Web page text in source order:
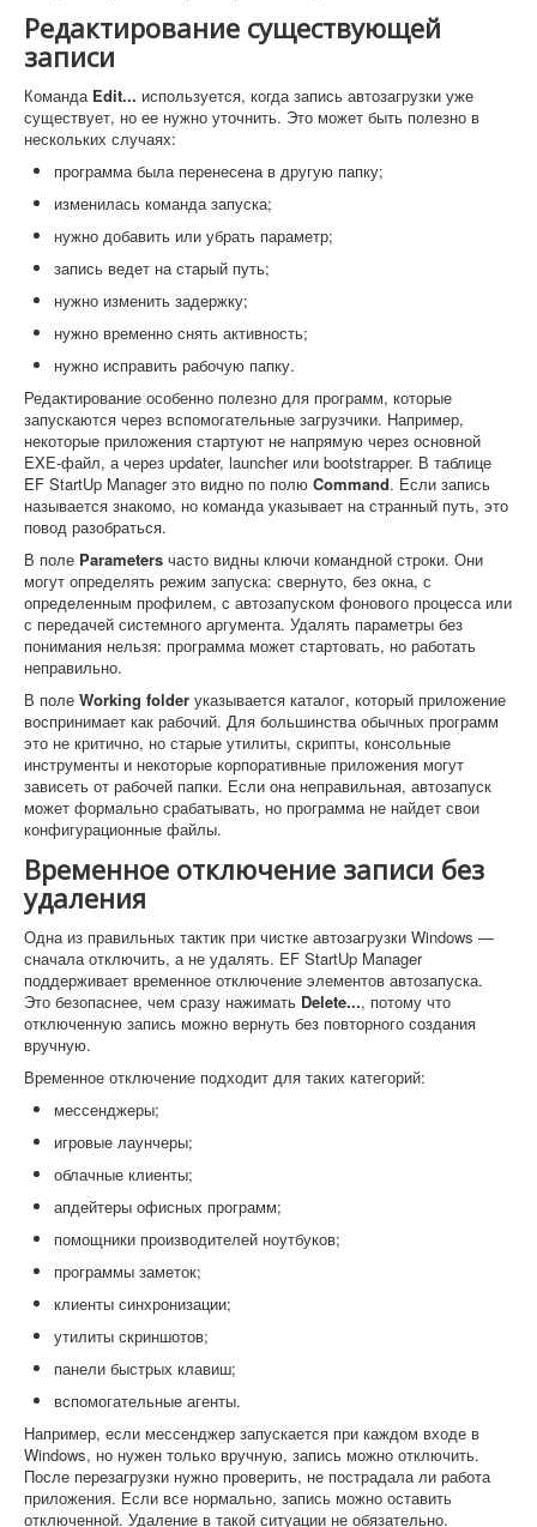
Редактирование существующей
записи
Команда Edit... используется, когда запись автозагрузки уже
существует, но ее нужно уточнить. Это может быть полезно в
нескольких случаях:
программа была перенесена в другую папку;
изменилась команда запуска;
нужно добавить или убрать параметр;
запись ведет на старый путь;
нужно изменить задержку;
нужно временно снять активность;
нужно исправить рабочую папку.
Редактирование особенно полезно для программ, которые
запускаются через вспомогательные загрузчики. Например,
некоторые приложения стартуют не напрямую через основной
EXE-файл, а через updater, launcher или bootstrapper. В таблице
EF StartUp Manager это видно по полю Command. Если запись
называется знакомо, но команда указывает на странный путь, это
повод разобраться.
В поле Parameters часто видны ключи командной строки. Они
могут определять режим запуска: свернуто, без окна, с
определенным профилем, с автозапуском фонового процесса или
с передачей системного аргумента. Удалять параметры без
понимания нельзя: программа может стартовать, но работать
неправильно.
В поле Working folder указывается каталог, который приложение
воспринимает как рабочий. Для большинства обычных программ
это не критично, но старые утилиты, скрипты, консольные
инструменты и некоторые корпоративные приложения могут
зависеть от рабочей папки. Если она неправильная, автозапуск
может формально срабатывать, но программа не найдет свои
конфигурационные файлы.
Временное отключение записи без
удаления
Одна из правильных тактик при чистке автозагрузки Windows —
сначала отключить, а не удалять. EF StartUp Manager
поддерживает временное отключение элементов автозапуска.
Это безопаснее, чем сразу нажимать Delete..., потому что
отключенную запись можно вернуть без повторного создания
вручную.
Временное отключение подходит для таких категорий:
мессенджеры;
игровые лаунчеры;
облачные клиенты;
апдейтеры офисных программ;
помощники производителей ноутбуков;
программы заметок;
клиенты синхронизации;
утилиты скриншотов;
панели быстрых клавиш;
вспомогательные агенты.
Например, если мессенджер запускается при каждом входе в
Windows, но нужен только вручную, запись можно отключить.
После перезагрузки нужно проверить, не пострадала ли работа
приложения. Если все нормально, запись можно оставить
отключенной. Удаление в такой ситуации не обязательно.